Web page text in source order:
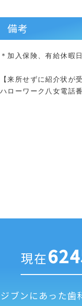
備考
＊加入保険、有給休暇
【来所せずに紹介状が
ハローワーク八女電話
現在
ジブンにあった歯